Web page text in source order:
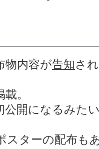
物内容が告知さ
。
開になるみた
スターの配布も